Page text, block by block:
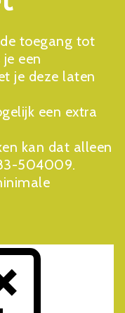
toegang tot
een
je deze laten
een extra
kan dat alleen
504009.